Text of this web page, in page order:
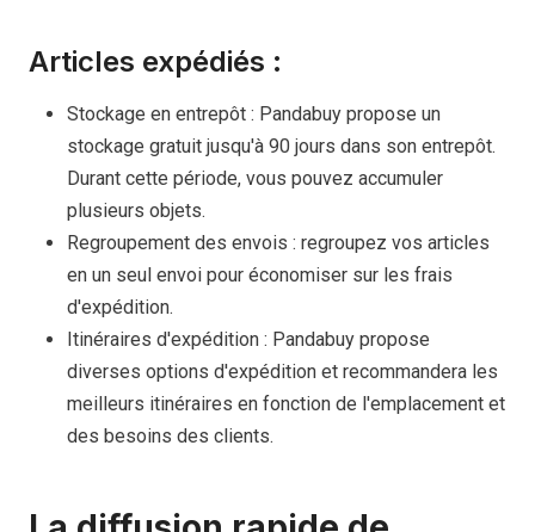
Articles expédiés :
Stockage en entrepôt : Pandabuy propose un
stockage gratuit jusqu'à 90 jours dans son entrepôt.
Durant cette période, vous pouvez accumuler
plusieurs objets.
Regroupement des envois : regroupez vos articles
en un seul envoi pour économiser sur les frais
d'expédition.
Itinéraires d'expédition : Pandabuy propose
diverses options d'expédition et recommandera les
meilleurs itinéraires en fonction de l'emplacement et
des besoins des clients.